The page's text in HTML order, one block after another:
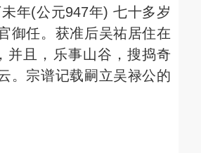
年(公元947年) 七十多岁
御任。获准后吴祐居住在
并且，乐事山谷，搜捣奇
。宗谱记载嗣立吴禄公的